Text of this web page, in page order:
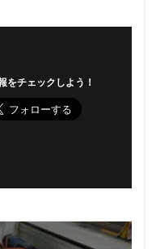
をチェックしよう！